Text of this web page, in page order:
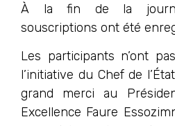
À la fin de la
souscriptions ont été
Les participants n’ont
l’initiative du Chef de
grand merci au
Excellence Faure